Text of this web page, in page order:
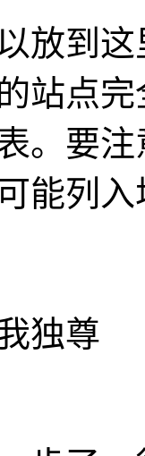
到这
站点
。要
能列
独尊